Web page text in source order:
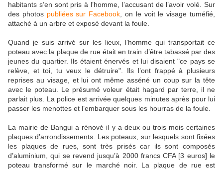
habitants s’en sont pris à l’homme, l’accusant de l’avoir volé. Sur
des photos publiées sur Facebook , on le voit le visage tuméfié,
attaché à un arbre et exposé devant la foule.
Quand je suis arrivé sur les lieux, l’homme qui transportait ce
poteau avec la plaque de rue était en train d’être tabassé par des
jeunes du quartier. Ils étaient énervés et lui disaient "ce pays se
relève, et toi, tu veux le détruire". Ils l’ont frappé à plusieurs
reprises au visage, et lui ont même asséné un coup sur la tête
avec le poteau. Le présumé voleur était hagard par terre, il ne
parlait plus. La police est arrivée quelques minutes après pour lui
passer les menottes et l’embarquer sous les hourras de la foule.
La mairie de Bangui a rénové il y a deux ou trois mois certaines
plaques d’arrondissements. Les poteaux, sur lesquels sont fixées
les plaques de rues, sont très prisés car ils sont composés
d’aluminium, qui se revend jusqu’à 2000 francs CFA [3 euros] le
poteau transformé sur le marché noir. La plaque de rue est